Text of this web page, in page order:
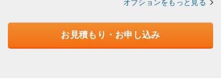
オプションをもっと見る
お見積もり・お申し込み